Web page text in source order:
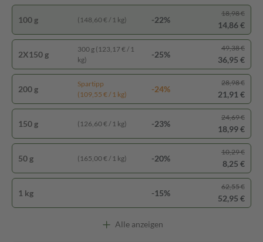
2X150 g
300 g (123,17 € / 1
kg)
-25%
49,38 €
36,95 €
200 g
Spartipp
(109,55 € / 1 kg)
-24%
28,98 €
21,91 €
150 g (126,60 € / 1 kg) -23%
24,69 €
18,99 €
100 g (148,60 € / 1 kg) -22%
18,98 €
14,86 €
50 g (165,00 € / 1 kg) -20%
10,29 €
8,25 €
1 kg -15%
62,55 €
52,95 €
Alle anzeigen